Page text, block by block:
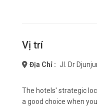
Vị trí
Địa Chỉ : Jl. Dr
The hotels' strategic
a good choice when